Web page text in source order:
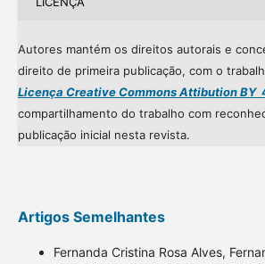
Autores mantém os direitos autorais e
direito de primeira publicação, com o
Licença Creative Commons Attibution BY
compartilhamento do trabalho com
publicação inicial nesta revista.
Artigos Semelhantes
Fernanda Cristina Rosa Alves,